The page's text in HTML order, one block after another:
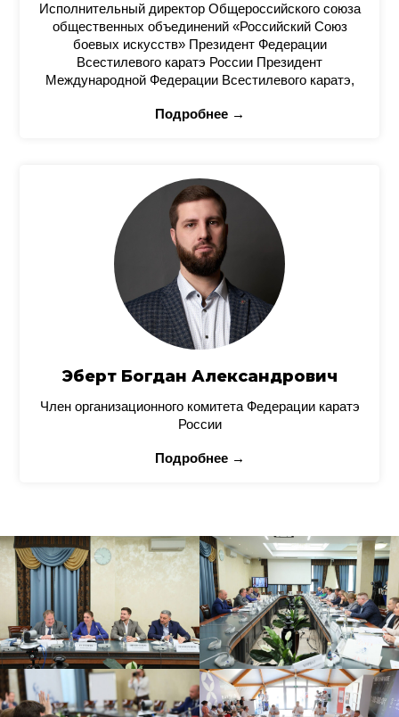
Исполнительный директор Общероссийского союза
общественных объединений «Российский Союз
боевых искусств» Президент Федерации
Всестилевого каратэ России Президент
Международной Федерации Всестилевого каратэ,
Подробнее →
Эберт Богдан Александрович
Член организационного комитета Федерации каратэ
России
Подробнее →